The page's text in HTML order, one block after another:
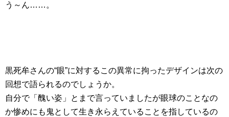
う～ん……。
黒死牟さんの“眼”に対するこの異常に拘ったデザインは次の
回想で語られるのでしょうか。
自分で「醜い姿」とまで言っていましたが眼球のことなの
か惨めにも鬼として生き永らえていることを指しているの